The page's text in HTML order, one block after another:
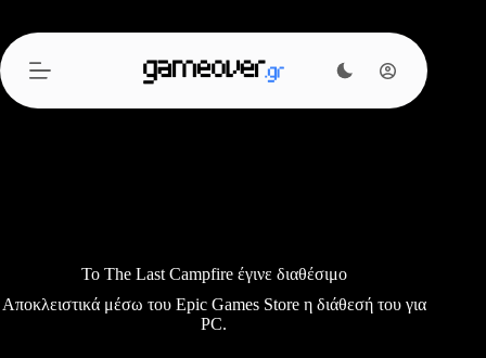
περιεχόμενο
Το The Last Campfire έγινε διαθέσιμο
Αποκλειστικά μέσω του Epic Games Store η διάθεσή του για
PC.